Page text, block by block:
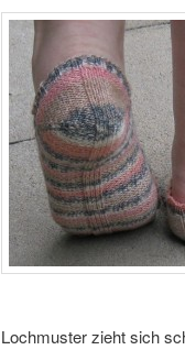
Lochmuster zieht sich